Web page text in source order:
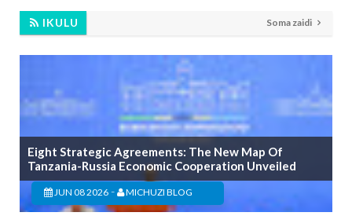
IKULU Soma zaidi
Eight Strategic Agreements: The New Map Of
Tanzania-Russia Economic Cooperation Unveiled
JUN 08 2026 - MICHUZI BLOG